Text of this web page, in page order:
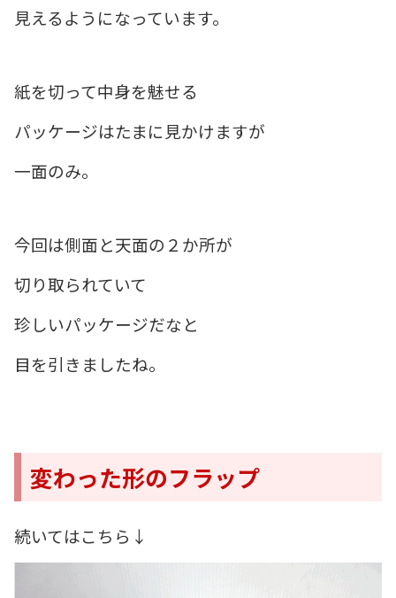
見えるようになっています。
紙を切って中身を魅せる
パッケージはたまに見かけますが
一面のみ。
今回は側面と天面の２か所が
切り取られていて
珍しいパッケージだなと
目を引きましたね。
変わった形のフラップ
続いてはこちら↓